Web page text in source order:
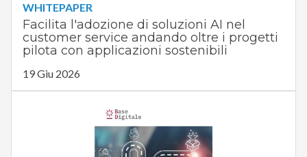
WHITEPAPER
Facilita l'adozione di soluzioni AI nel
customer service andando oltre i progetti
pilota con applicazioni sostenibili
19 Giu 2026